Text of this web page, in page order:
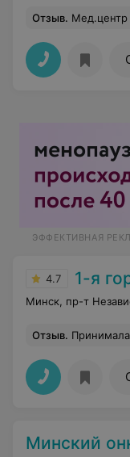
Отзыв. Мед.центр на высоком
ЭФФЕКТИВНАЯ
4.7 1-я
Минск, пр-т
Отзыв. Принимала у меня роды, у ребенка была
Минский